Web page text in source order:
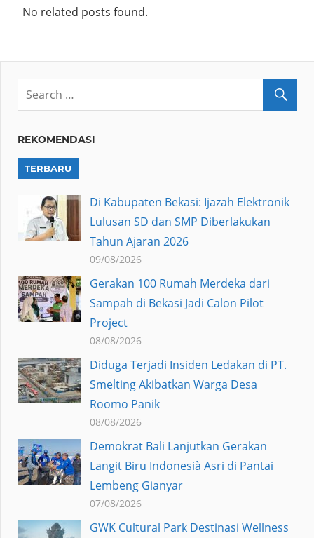
No related posts found.
REKOMENDASI
TERBARU
Di Kabupaten Bekasi: Ijazah Elektronik
Lulusan SD dan SMP Diberlakukan
Tahun Ajaran 2026
09/08/2026
Gerakan 100 Rumah Merdeka dari
Sampah di Bekasi Jadi Calon Pilot
Project
08/08/2026
Diduga Terjadi Insiden Ledakan di PT.
Smelting Akibatkan Warga Desa
Roomo Panik
08/08/2026
Demokrat Bali Lanjutkan Gerakan
Langit Biru Indonesià Asri di Pantai
Lembeng Gianyar
07/08/2026
GWK Cultural Park Destinasi Wellness